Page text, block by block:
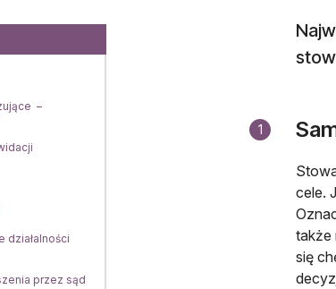
–
działalności
przez sąd
1
cele.
także
się